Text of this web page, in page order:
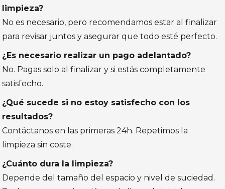
limpieza?
No es necesario, pero recomendamos estar al finalizar
para revisar juntos y asegurar que todo esté perfecto.
¿Es necesario realizar un pago adelantado?
No. Pagas solo al finalizar y si estás completamente
satisfecho.
¿Qué sucede si no estoy satisfecho con los
resultados?
Contáctanos en las primeras 24h. Repetimos la
limpieza sin coste.
¿Cuánto dura la limpieza?
Depende del tamaño del espacio y nivel de suciedad.